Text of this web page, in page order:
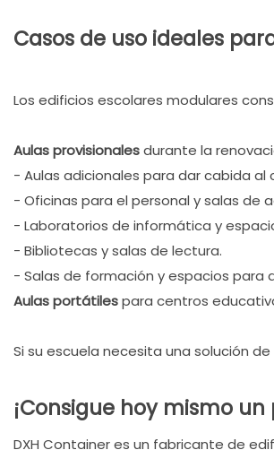
Casos de uso ideales
Los edificios escolares modulares
Aulas provisionalesdurante la
- Aulas adicionales para dar cabida
- Oficinas para el personal y salas de
- Laboratorios de informática y
- Bibliotecas y salas de lectura.
- Salas de formación y espacios para
Aulas portátilespara centros
Si su escuela necesita una solución
¡Consigue hoy mismo
DXH Container es un fabricante de